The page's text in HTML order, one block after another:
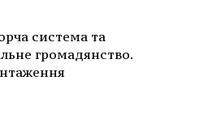
система та
громадянство.